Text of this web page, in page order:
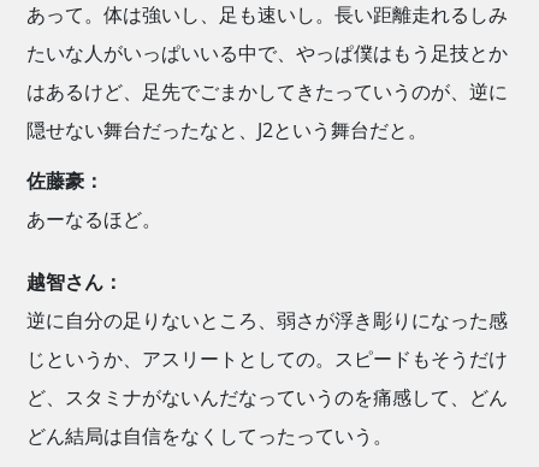
あって。体は強いし、足も速いし。長い距離走れるしみ
たいな人がいっぱいいる中で、やっぱ僕はもう足技とか
はあるけど、足先でごまかしてきたっていうのが、逆に
隠せない舞台だったなと、J2という舞台だと。
佐藤豪：
あーなるほど。
越智さん：
逆に自分の足りないところ、弱さが浮き彫りになった感
じというか、アスリートとしての。スピードもそうだけ
ど、スタミナがないんだなっていうのを痛感して、どん
どん結局は自信をなくしてったっていう。